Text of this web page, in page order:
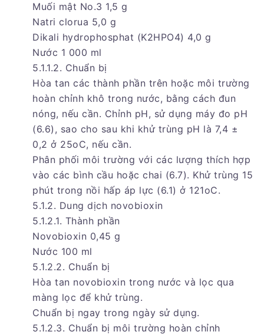
Muối mật No.3 1,5 g
Natri clorua 5,0 g
Dikali hydrophosphat (K2HPO4) 4,0 g
Nước 1 000 ml
5.1.1.2. Chuẩn bị
Hòa tan các thành phần trên hoặc môi trường
hoàn chỉnh khô trong nước, bằng cách đun
nóng, nếu cần. Chỉnh pH, sử dụng máy đo pH
(6.6), sao cho sau khi khử trùng pH là 7,4 ±
0,2 ở 25oC, nếu cần.
Phân phối môi trường với các lượng thích hợp
vào các bình cầu hoặc chai (6.7). Khử trùng 15
phút trong nồi hấp áp lực (6.1) ở 121oC.
5.1.2. Dung dịch novobioxin
5.1.2.1. Thành phần
Novobioxin 0,45 g
Nước 100 ml
5.1.2.2. Chuẩn bị
Hòa tan novobioxin trong nước và lọc qua
màng lọc để khử trùng.
Chuẩn bị ngay trong ngày sử dụng.
5.1.2.3. Chuẩn bị môi trường hoàn chỉnh